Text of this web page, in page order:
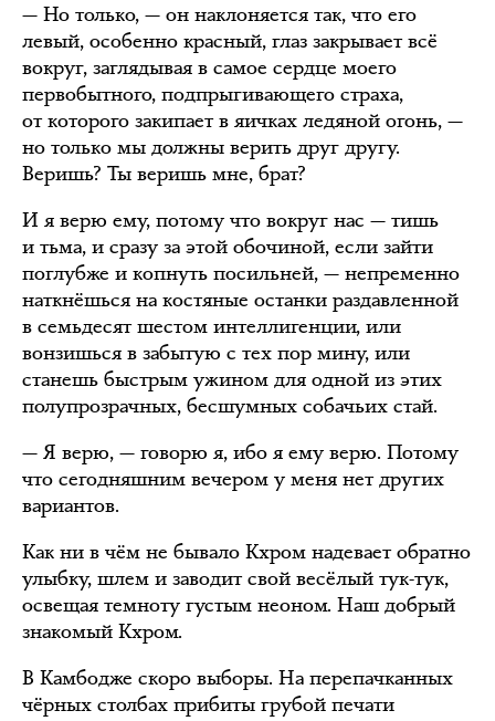
— Но только, — он наклоняется так, что его
левый, особенно красный, глаз закрывает всё
вокруг, заглядывая в самое сердце моего
первобытного, подпрыгивающего страха,
от которого закипает в яичках ледяной огонь, —
но только мы должны верить друг другу.
Веришь? Ты веришь мне, брат?
И я верю ему, потому что вокруг нас — тишь
и тьма, и сразу за этой обочиной, если зайти
поглубже и копнуть посильней, — непременно
наткнёшься на костяные останки раздавленной
в семьдесят шестом интеллигенции, или
вонзишься в забытую с тех пор мину, или
станешь быстрым ужином для одной из этих
полупрозрачных, бесшумных собачьих стай.
— Я верю, — говорю я, ибо я ему верю. Потому
что сегодняшним вечером у меня нет других
вариантов.
Как ни в чём не бывало Кхром надевает обратно
улыбку, шлем и заводит свой весёлый тук-тук,
освещая темноту густым неоном. Наш добрый
знакомый Кхром.
В Камбодже скоро выборы. На перепачканных
чёрных столбах прибиты грубой печати